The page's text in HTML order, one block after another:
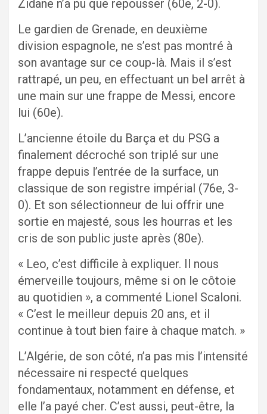
Zidane n’a pu que repousser (60e, 2-0).
Le gardien de Grenade, en deuxième
division espagnole, ne s’est pas montré à
son avantage sur ce coup-là. Mais il s’est
rattrapé, un peu, en effectuant un bel arrêt à
une main sur une frappe de Messi, encore
lui (60e).
L’ancienne étoile du Barça et du PSG a
finalement décroché son triplé sur une
frappe depuis l’entrée de la surface, un
classique de son registre impérial (76e, 3-
0). Et son sélectionneur de lui offrir une
sortie en majesté, sous les hourras et les
cris de son public juste après (80e).
« Leo, c’est difficile à expliquer. Il nous
émerveille toujours, même si on le côtoie
au quotidien », a commenté Lionel Scaloni.
« C’est le meilleur depuis 20 ans, et il
continue à tout bien faire à chaque match. »
L’Algérie, de son côté, n’a pas mis l’intensité
nécessaire ni respecté quelques
fondamentaux, notamment en défense, et
elle l’a payé cher. C’est aussi, peut-être, la